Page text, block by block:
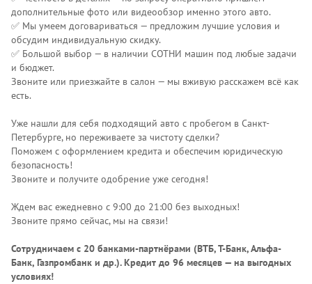
дополнительные фото или видеообзор именно этого авто.
✅ Мы умеем договариваться — предложим лучшие условия и
обсудим индивидуальную скидку.
✅ Большой выбор — в наличии СОТНИ машин под любые задачи
и бюджет.
Звоните или приезжайте в салон — мы вживую расскажем всё как
есть.
Уже нашли для себя подходящий авто с пробегом в Санкт-
Петербурге, но переживаете за чистоту сделки?
Поможем с оформлением кредита и обеспечим юридическую
безопасность!
Звоните и получите одобрение уже сегодня!
Ждем вас ежедневно с 9:00 до 21:00 без выходных!
Звоните прямо сейчас, мы на связи!
Сотрудничаем с 20 банками-партнёрами (ВТБ, Т-Банк, Альфа-
Банк, Газпромбанк и др.). Кредит до 96 месяцев — на выгодных
условиях!